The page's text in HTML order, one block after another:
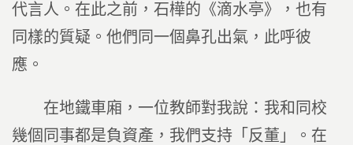
代言人。在此之前，石樺的《滴水亭》，也有
同樣的質疑。他們同一個鼻孔出氣，此呼彼
應。
在地鐵車廂，一位教師對我說：我和同校
幾個同事都是負資產，我們支持「反董」。在